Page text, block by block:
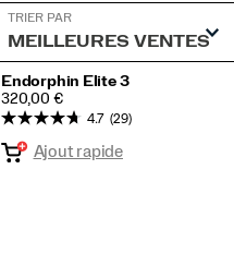
TRIER PAR
Endorphin Elite 3
PRICE
320,00 €
4.7 (29)
Ajout rapide